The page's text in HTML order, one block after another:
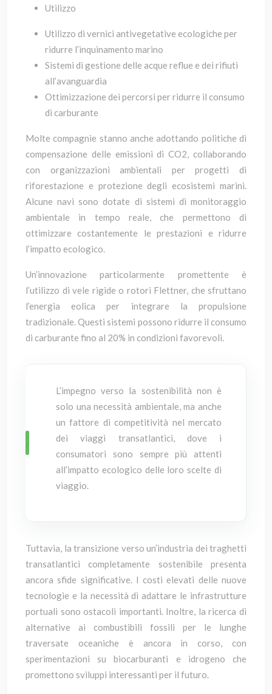
Utilizzo
Utilizzo di vernici antivegetative ecologiche per
ridurre l’inquinamento marino
Sistemi di gestione delle acque reflue e dei rifiuti
all’avanguardia
Ottimizzazione dei percorsi per ridurre il consumo
di carburante
Molte compagnie stanno anche adottando politiche di
compensazione delle emissioni di CO2, collaborando
con organizzazioni ambientali per progetti di
riforestazione e protezione degli ecosistemi marini.
Alcune navi sono dotate di sistemi di monitoraggio
ambientale in tempo reale, che permettono di
ottimizzare costantemente le prestazioni e ridurre
l’impatto ecologico.
Un’innovazione particolarmente promettente è
l’utilizzo di vele rigide o rotori Flettner, che sfruttano
l’energia eolica per integrare la propulsione
tradizionale. Questi sistemi possono ridurre il consumo
di carburante fino al 20% in condizioni favorevoli.
L’impegno verso la sostenibilità non è
solo una necessità ambientale, ma anche
un fattore di competitività nel mercato
dei viaggi transatlantici, dove i
consumatori sono sempre più attenti
all’impatto ecologico delle loro scelte di
viaggio.
Tuttavia, la transizione verso un’industria dei traghetti
transatlantici completamente sostenibile presenta
ancora sfide significative. I costi elevati delle nuove
tecnologie e la necessità di adattare le infrastrutture
portuali sono ostacoli importanti. Inoltre, la ricerca di
alternative ai combustibili fossili per le lunghe
traversate oceaniche è ancora in corso, con
sperimentazioni su biocarburanti e idrogeno che
promettono sviluppi interessanti per il futuro.